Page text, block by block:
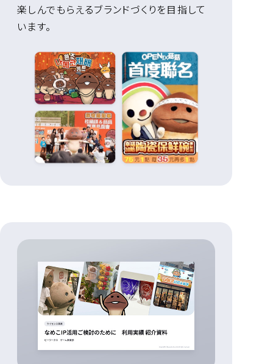
楽しんでもらえるブランドづくりを目指して
います。